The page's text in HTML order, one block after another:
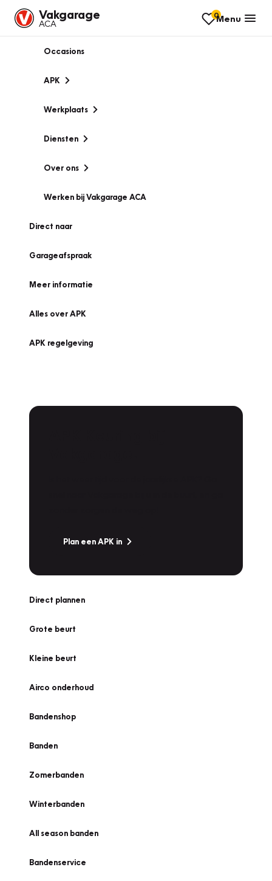
Vakgarage
ACA
0Menu
Occasions
APK
Werkplaats
Diensten
Over ons
Werken bij Vakgarage ACA
Direct naar
Garageafspraak
Meer informatie
Alles over APK
APK regelgeving
Plan een APK in
Direct plannen
Grote beurt
Kleine beurt
Airco onderhoud
Bandenshop
Banden
Zomerbanden
Winterbanden
All season banden
Bandenservice